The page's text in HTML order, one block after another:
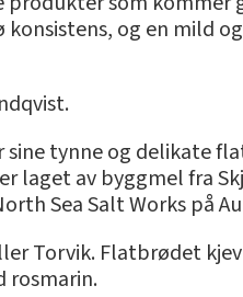
og en mild
sine tynne og delikate
laget av byggmel fra
Sea Salt Works på
Torvik. Flatbrødet
rosmarin.